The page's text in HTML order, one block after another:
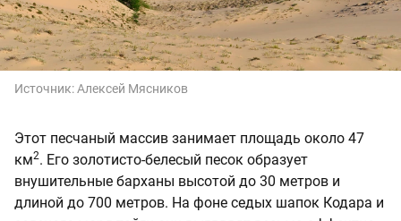
Источник:Алексей Мясников
Этот песчаный массив занимает площадь около 47
км2. Его золотисто-белесый песок образует
внушительные барханы высотой до 30 метров и
длиной до 700 метров. На фоне седых шапок Кодара и